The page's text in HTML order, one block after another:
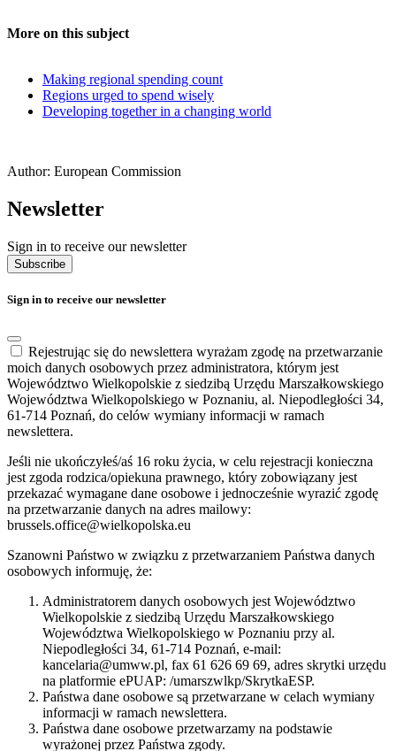
More on this subject
Making regional spending count
Regions urged to spend wisely
Developing together in a changing world
Author: European Commission
Newsletter
Sign in to receive our newsletter
Subscribe
Sign in to receive our newsletter
Rejestrując się do newslettera wyrażam zgodę na przetwarzanie
moich danych osobowych przez administratora, którym jest
Województwo Wielkopolskie z siedzibą Urzędu Marszałkowskiego
Województwa Wielkopolskiego w Poznaniu, al. Niepodległości 34,
61-714 Poznań, do celów wymiany informacji w ramach
newslettera.
Jeśli nie ukończyłeś/aś 16 roku życia, w celu rejestracji konieczna
jest zgoda rodzica/opiekuna prawnego, który zobowiązany jest
przekazać wymagane dane osobowe i jednocześnie wyrazić zgodę
na przetwarzanie danych na adres mailowy:
brussels.office@wielkopolska.eu
Szanowni Państwo w związku z przetwarzaniem Państwa danych
osobowych informuję, że:
Administratorem danych osobowych jest Województwo
Wielkopolskie z siedzibą Urzędu Marszałkowskiego
Województwa Wielkopolskiego w Poznaniu przy al.
Niepodległości 34, 61-714 Poznań, e-mail:
kancelaria@umww.pl, fax 61 626 69 69, adres skrytki urzędu
na platformie ePUAP: /umarszwlkp/SkrytkaESP.
Państwa dane osobowe są przetwarzane w celach wymiany
informacji w ramach newslettera.
Państwa dane osobowe przetwarzamy na podstawie
wyrażonej przez Państwa zgody.